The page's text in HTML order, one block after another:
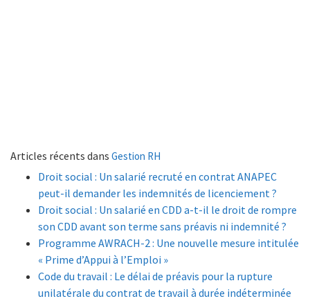
Articles récents dans Gestion RH
Droit social : Un salarié recruté en contrat ANAPEC
peut-il demander les indemnités de licenciement ?
Droit social : Un salarié en CDD a-t-il le droit de rompre
son CDD avant son terme sans préavis ni indemnité ?
Programme AWRACH-2 : Une nouvelle mesure intitulée
« Prime d’Appui à l’Emploi »
Code du travail : Le délai de préavis pour la rupture
unilatérale du contrat de travail à durée indéterminée